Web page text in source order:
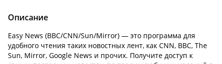
Описание
Easy News (BBC/CNN/Sun/Mirror) — это программа для
удобного чтения таких новостных лент, как CNN, BBC, The
Sun, Mirror, Google News и прочих. Получите доступ к